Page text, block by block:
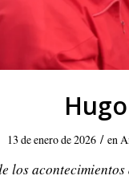
13 de enero de 2026 / en
los